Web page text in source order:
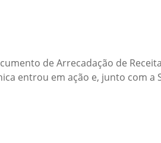
de Arrecadação de
entrou em ação e, junto com a